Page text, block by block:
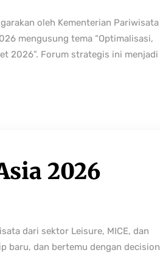
oleh Kementerian Pariwisata
mengusung tema “Optimalisasi,
2026”. Forum strategis ini menjadi
2026
dari sektor Leisure, MICE, dan
baru, dan bertemu dengan decision